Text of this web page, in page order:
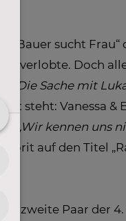
„Bauer sucht Frau“
verlobte. Doch
„Die Sache mit
Fest steht: Vanessa
„Wir kennen uns
auf den Titel
zweite Paar der